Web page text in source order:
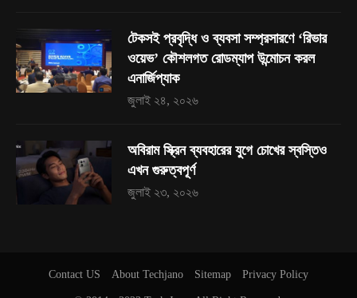
টেকসই প্রবৃদ্ধি ও ব্যবসা সম্প্রসারণে ‘রিভার
ওয়েভ’ কৌশলগত রোডম্যাপ উন্মোচন করল
এনার্জিপ্যাক
জুলাই ২৪, ২০২৬
অবিরাম স্ক্রিন ব্যবহারের যুগে চোখের স্বস্তিও
এখন গুরুত্বপূর্ণ
জুলাই ২৩, ২০২৬
Contact US About Techjano Sitemap Privacy Policy